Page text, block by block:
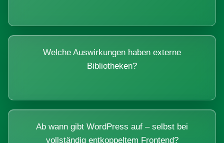
Welche Auswirkungen haben externe
Bibliotheken?
Ab wann gibt WordPress auf – selbst bei
vollständig entkoppeltem Frontend?